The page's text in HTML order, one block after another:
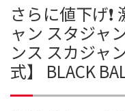
さらに値下げ
ャン スタジャ
ンス スカジャ
式】 BLACK